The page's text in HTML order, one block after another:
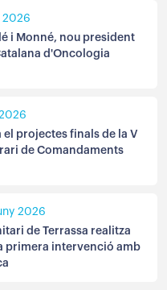
2026
i Monné, nou president
d'Oncologia
el projectes finals de la V
de Comandaments
2026
de Terrassa realitza
primera intervenció amb